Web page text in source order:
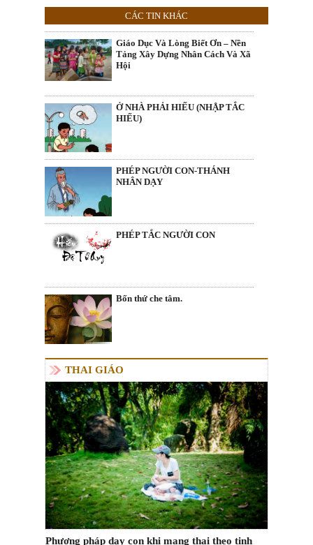
CÁC TIN KHÁC
Giáo Dục Và Lòng Biết Ơn – Nền
Tảng Xây Dựng Nhân Cách Và Xã
Hội
Ở NHÀ PHẢI HIẾU (NHẬP TẮC
HIẾU)
PHÉP NGƯỜI CON-THÁNH
NHÂN DẠY
PHÉP TẮC NGƯỜI CON
Bốn thứ che tâm.
THAI GIÁO
Phương pháp dạy con khi mang thai theo tinh